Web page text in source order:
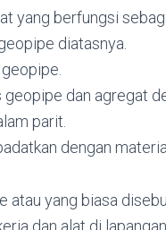
yang berfungsi
diatasnya.
geopipe dan agregat
parit.
dengan
atau yang biasa